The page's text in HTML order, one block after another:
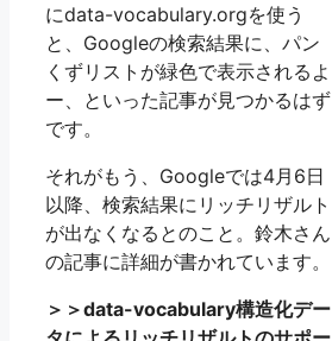
にdata-vocabulary.orgを使う
と、Googleの検索結果に、パン
くずリストが緑色で表示されるよ
ー、といった記事が見つかるはず
です。
それがもう、Googleでは4月6日
以降、検索結果にリッチリザルト
が出なくなるとのこと。鈴木さん
の記事に詳細が書かれています。
＞＞data-vocabulary構造化デー